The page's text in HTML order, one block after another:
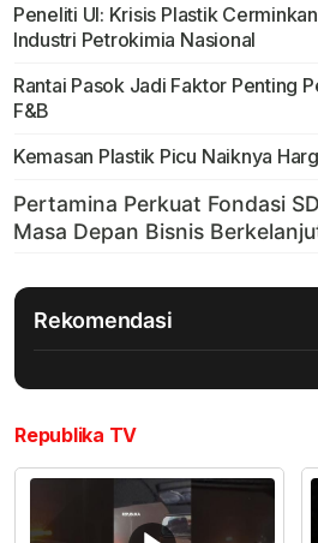
Peneliti UI: Krisis Plastik
Industri Petrokimia Nasional
Rantai Pasok Jadi Faktor Penting
F&B
Kemasan Plastik Picu Naiknya
Rekomendasi
Republika TV